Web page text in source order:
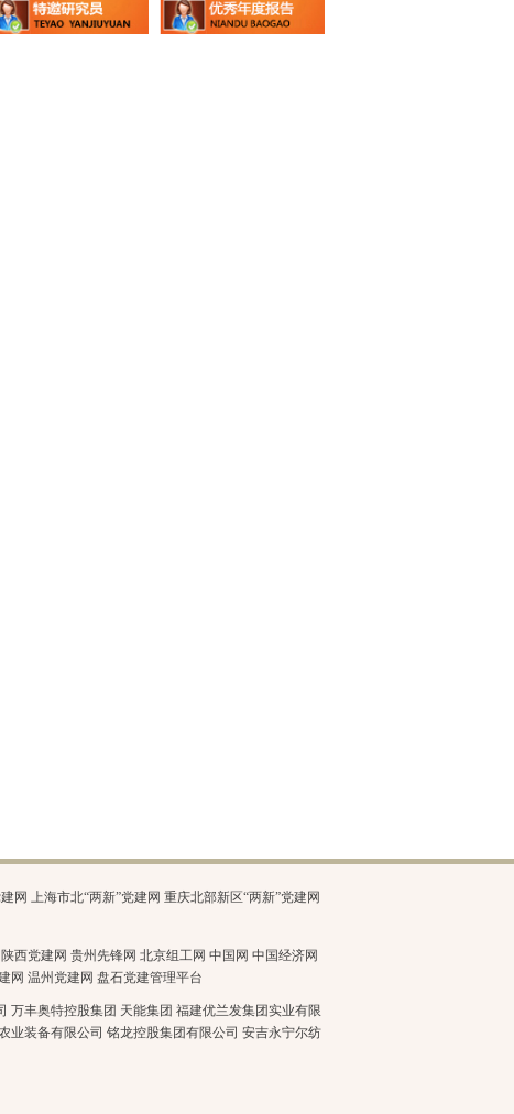
网 上海市北“两新”党建网 重庆北部新区“两新”党建网
陕西党建网 贵州先锋网 北京组工网 中国网 中国经济网
网 温州党建网 盘石党建管理平台
万丰奥特控股集团 天能集团 福建优兰发集团实业有限
业装备有限公司 铭龙控股集团有限公司 安吉永宁尔纺